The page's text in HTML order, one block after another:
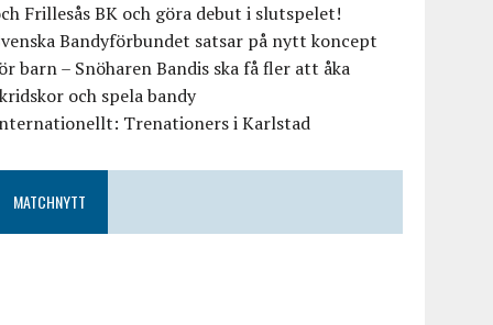
Frillesås BK och göra debut i slutspelet!
Bandyförbundet satsar på nytt koncept
barn – Snöharen Bandis ska få fler att åka
och spela bandy
Trenationers i Karlstad
MATCHNYTT